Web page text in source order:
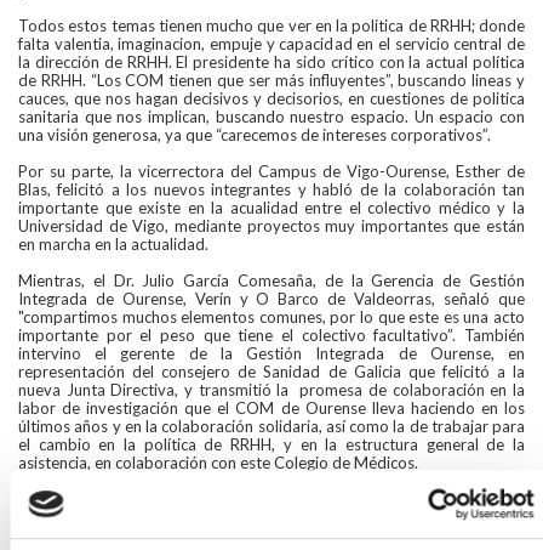
Todos estos temas tienen mucho que ver en la politica de RRHH; donde
falta valentia, imaginacion, empuje y capacidad en el servicio central de
la dirección de RRHH. El presidente ha sido crítico con la actual política
de RRHH. “Los COM tienen que ser más influyentes”, buscando lineas y
cauces, que nos hagan decisivos y decisorios, en cuestiones de politica
sanitaria que nos implican, buscando nuestro espacio. Un espacio con
una visión generosa, ya que “carecemos de intereses corporativos”.
Por su parte, la vicerrectora del Campus de Vigo-Ourense, Esther de
Blas, felicitó a los nuevos integrantes y habló de la colaboración tan
importante que existe en la acualidad entre el colectivo médico y la
Universidad de Vigo, mediante proyectos muy importantes que están
en marcha en la actualidad.
Mientras, el Dr. Julio García Comesaña, de la Gerencia de Gestión
Integrada de Ourense, Verín y O Barco de Valdeorras, señaló que
"compartimos muchos elementos comunes, por lo que este es una acto
importante por el peso que tiene el colectivo facultativo”. También
intervino el gerente de la Gestión Integrada de Ourense, en
representación del consejero de Sanidad de Galicia que felicitó a la
nueva Junta Directiva, y transmitió la promesa de colaboración en la
labor de investigación que el COM de Ourense lleva haciendo en los
últimos años y en la colaboración solidaria, así como la de trabajar para
el cambio en la política de RRHH, y en la estructura general de la
asistencia, en colaboración con este Colegio de Médicos.
Pte. OMC: “Los Colegios de Médicos deben formar parte de la vida
del SNS”